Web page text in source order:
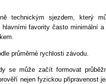
technickým sjezdem, který
favority často minimální a
průměrné rychlosti závodu.
se může začít formovat
nejen fyzickou připravenost